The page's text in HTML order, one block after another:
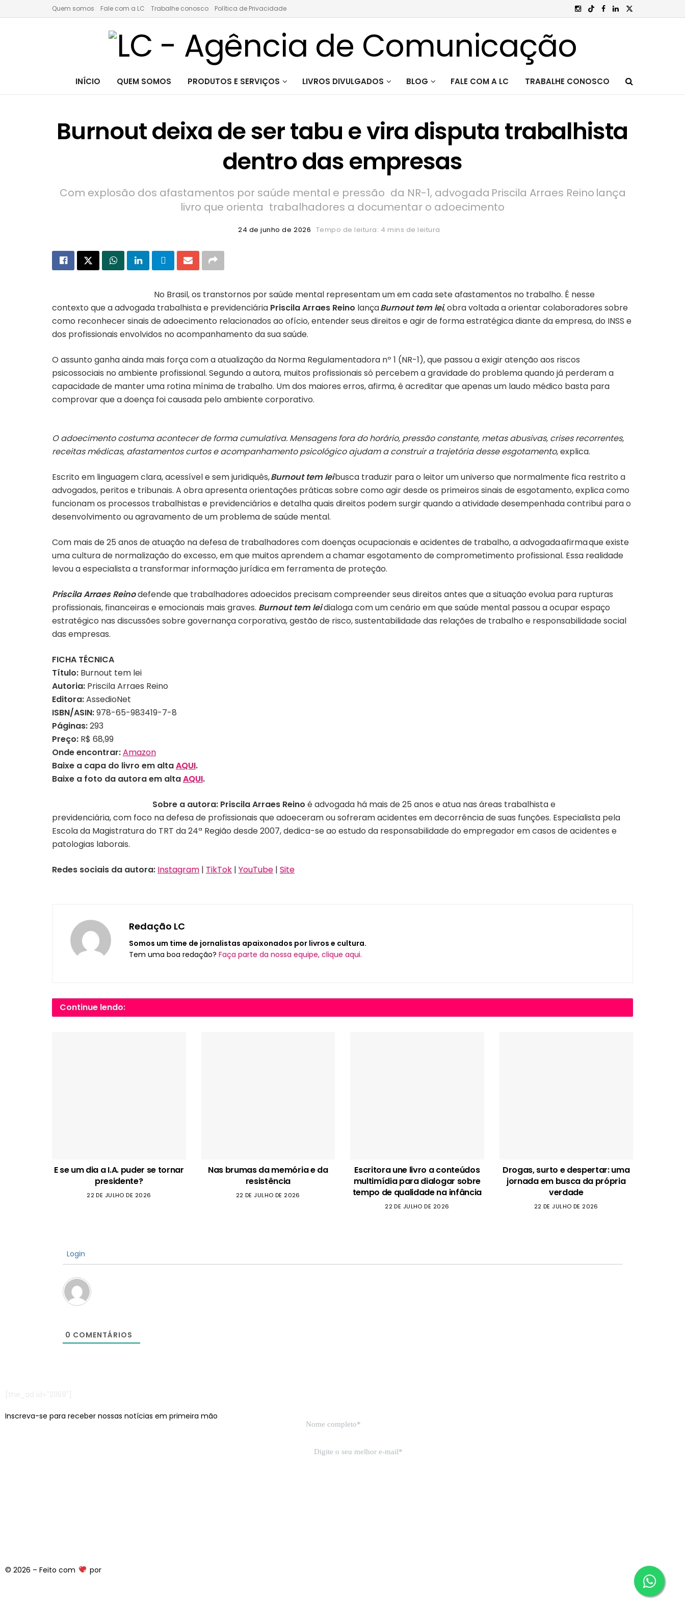
Quem somos Fale com a LC Trabalhe conosco Política de Privacidade
INÍCIO QUEM SOMOS PRODUTOS E SERVIÇOS LIVROS DIVULGADOS BLOG FALE COM A LC TRABALHE CONOSCO
Burnout deixa de ser tabu e vira disputa trabalhista
dentro das empresas
Com explosão dos afastamentos por saúde mental e pressão da NR-1, advogada Priscila Arraes Reino lança
livro que orienta trabalhadores a documentar o adoecimento
24 de junho de 2026 Tempo de leitura: 4 mins de leitura
No Brasil, os transtornos por saúde mental representam um em cada sete afastamentos no trabalho. É nesse
contexto quea advogada trabalhista e previdenciária Priscila Arraes Reino lançaBurnout tem lei, obra voltada a orientar colaboradores sobre
como reconhecer sinais de adoecimento relacionados ao ofício, entender seus direitos e agir de forma estratégica diante da empresa, do INSS e
dos profissionais envolvidos no acompanhamento da sua saúde.
O assunto ganha ainda mais força com a atualização da Norma Regulamentadora nº 1 (NR-1), que passou a exigir atenção aos riscos
psicossociais no ambiente profissional. Segundo a autora, muitos profissionais só percebem a gravidade do problema quando já perderam a
capacidade de manter uma rotina mínima de trabalho. Um dos maiores erros, afirma, é acreditar que apenas um laudo médico basta para
comprovar que a doença foi causada pelo ambiente corporativo.
O adoecimento costuma acontecer de forma cumulativa. Mensagens fora do horário, pressão constante, metas abusivas, crises recorrentes,
receitas médicas, afastamentos curtos e acompanhamento psicológico ajudam a construir a trajetória desse esgotamento, explica.
Escrito em linguagem clara, acessível e sem juridiquês,Burnout tem leibusca traduzir para o leitor um universo que normalmente fica restrito a
advogados, peritos e tribunais. A obra apresenta orientações práticas sobre como agir desde os primeiros sinais de esgotamento, explica como
funcionam os processos trabalhistas e previdenciários e detalha quais direitos podem surgir quando a atividade desempenhada contribui para o
desenvolvimento ou agravamento de um problema de saúde mental.
Com mais de 25 anos de atuação na defesa de trabalhadores com doenças ocupacionais e acidentes de trabalho,a advogada afirma que existe
uma cultura de normalização do excesso, em que muitos aprendem a chamar esgotamento de comprometimento profissional. Essa realidade
levou a especialista a transformar informação jurídica em ferramenta de proteção.
Priscila Arraes Reinodefende que trabalhadores adoecidos precisam compreender seus direitos antes que a situação evolua para rupturas
profissionais, financeiras e emocionais mais graves. Burnout tem leidialoga com um cenário em que saúde mental passou a ocupar espaço
estratégico nas discussões sobre governança corporativa, gestão de risco, sustentabilidade das relações de trabalho e responsabilidade social
das empresas.
FICHA TÉCNICA
Título: Burnout tem lei
Autoria: Priscila Arraes Reino
Editora:AssedioNet
ISBN/ASIN:978-65-983419-7-8
Páginas:293
Preço: R$ 68,99
Onde encontrar:Amazon
Baixe a capa do livro em altaAQUI.
Baixe a foto da autora em altaAQUI.
Sobre a autora: Priscila Arraes Reino é advogada há mais de 25 anos e atua nas áreas trabalhista e
previdenciária, com foco na defesa de profissionais que adoeceram ou sofreram acidentes em decorrência de suas funções. Especialista pela
Escola da Magistratura do TRT da 24ª Região desde 2007, dedica-se ao estudo da responsabilidade do empregador em casos de acidentes e
patologias laborais.
Redes sociais da autora: Instagram | TikTok | YouTube | Site
Redação LC
Somos um time de jornalistas apaixonados por livros e cultura.
Tem uma boa redação? Faça parte da nossa equipe, clique aqui.
Continue lendo:
E se um dia a I.A. puder se tornar
presidente?
22 DE JULHO DE 2026
Nas brumas da memória e da
resistência
22 DE JULHO DE 2026
Escritora une livro a conteúdos
multimídia para dialogar sobre
tempo de qualidade na infância
22 DE JULHO DE 2026
Drogas, surto e despertar: uma
jornada em busca da própria
verdade
22 DE JULHO DE 2026
Login
0 COMENTÁRIOS
Inscreva-se para receber nossas notícias em primeira mão
© 2026 – Feito com por